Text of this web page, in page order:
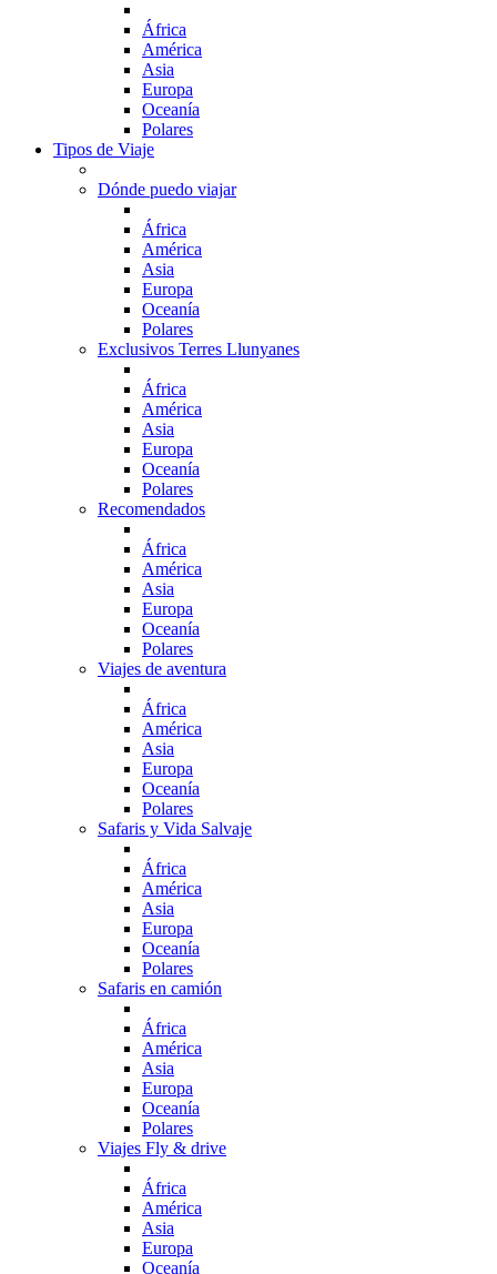
África
América
Asia
Europa
Oceanía
Polares
Tipos de Viaje
Dónde puedo viajar
África
América
Asia
Europa
Oceanía
Polares
Exclusivos Terres Llunyanes
África
América
Asia
Europa
Oceanía
Polares
Recomendados
África
América
Asia
Europa
Oceanía
Polares
Viajes de aventura
África
América
Asia
Europa
Oceanía
Polares
Safaris y Vida Salvaje
África
América
Asia
Europa
Oceanía
Polares
Safaris en camión
África
América
Asia
Europa
Oceanía
Polares
Viajes Fly & drive
África
América
Asia
Europa
Oceanía